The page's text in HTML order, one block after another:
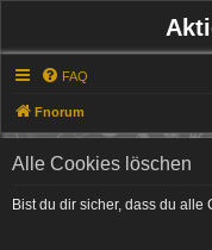
FAQ
Fnorum
Alle Cookies löschen
Bist du dir sicher, dass du